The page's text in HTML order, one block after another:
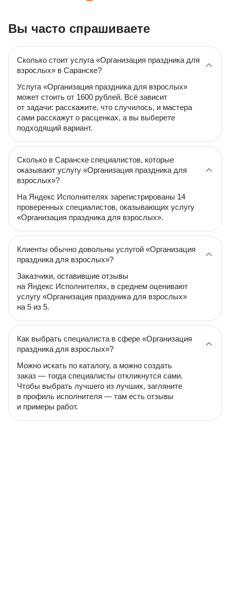
Вы часто спрашиваете
Сколько стоит услуга «Организация праздника для
взрослых» в Саранске?
Услуга «Организация праздника для взрослых»
может стоить от 1600 рублей. Всё зависит
от задачи: расскажите, что случилось, и мастера
сами расскажут о расценках, а вы выберете
подходящий вариант.
Сколько в Саранске специалистов, которые
оказывают услугу «Организация праздника для
взрослых»?
На Яндекс Исполнителях зарегистрированы 14
проверенных специалистов, оказывающих услугу
«Организация праздника для взрослых».
Клиенты обычно довольны услугой «Организация
праздника для взрослых»?
Заказчики, оставившие отзывы
на Яндекс Исполнителях, в среднем оценивают
услугу «Организация праздника для взрослых»
на 5 из 5.
Как выбрать специалиста в сфере «Организация
праздника для взрослых»?
Можно искать по каталогу, а можно создать
заказ — тогда специалисты откликнутся сами.
Чтобы выбрать лучшего из лучших, загляните
в профиль исполнителя — там есть отзывы
и примеры работ.